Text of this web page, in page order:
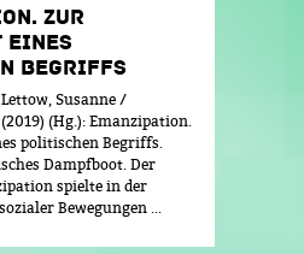
ZUR
EINES
BEGRIFFS
Susanne /
(Hg.): Emanzipation.
politischen Begriffs.
Dampfboot. Der
spielte in der
Bewegungen ...